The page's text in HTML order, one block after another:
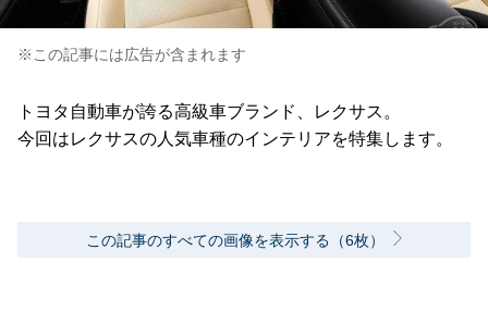
※この記事には広告が含まれます
トヨタ自動車が誇る高級車ブランド、レクサス。
今回はレクサスの人気車種のインテリアを特集します。
この記事のすべての画像を表示する（6枚）